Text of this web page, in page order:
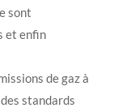
sont
et enfin
de gaz à
standards